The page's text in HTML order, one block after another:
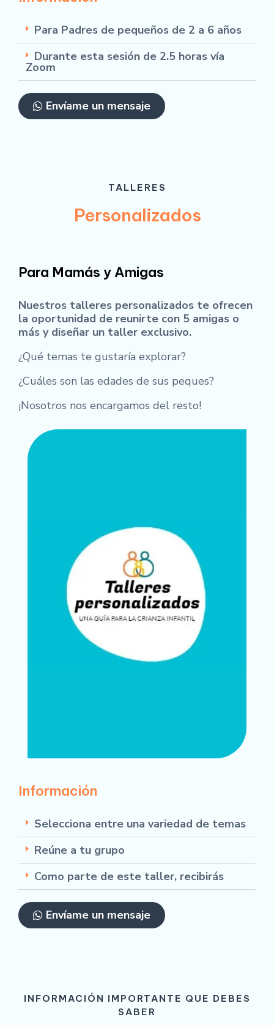
Para Padres de pequeños de 2 a 6 años
Durante esta sesión de 2.5 horas vía
Zoom
Envíame un mensaje
TALLERES
Personalizados
Para Mamás y Amigas
Nuestros talleres personalizados te ofrecen
la oportunidad de reunirte con 5 amigas o
más y diseñar un taller exclusivo.
¿Qué temas te gustaría explorar?
¿Cuáles son las edades de sus peques?
¡Nosotros nos encargamos del resto!
Información
Selecciona entre una variedad de temas
Reúne a tu grupo
Como parte de este taller, recibirás
Envíame un mensaje
INFORMACIÓN IMPORTANTE QUE DEBES
SABER